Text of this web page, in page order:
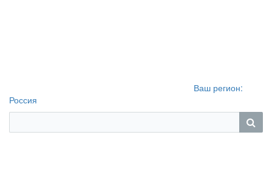
Ваш регион:
Россия